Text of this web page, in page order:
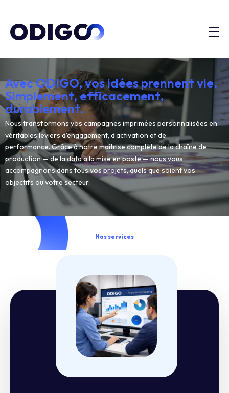
Avec ODIGO, vos idées prennent vie.
Simplement, efficacement,
durablement.
Nous transformons vos campagnes imprimées personnalisées en
véritables leviers d’engagement, d’activation et de
performance. Grâce à notre maîtrise complète de la chaîne de
production — de la data à la mise en poste — nous vous
accompagnons dans tous vos projets, quels que soient vos
objectifs ou votre secteur.
Nos services